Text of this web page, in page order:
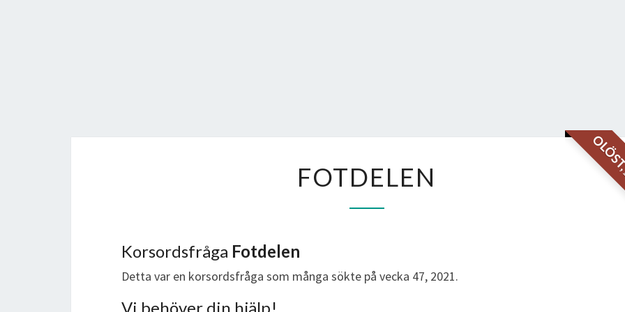
FOTDELEN
Korsordsfråga Fotdelen
Detta var en korsordsfråga som många sökte på vecka 47, 2021.
Vi behöver din hjälp!